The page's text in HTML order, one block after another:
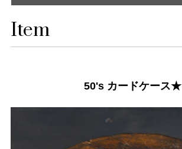
Item
50's カードケース★